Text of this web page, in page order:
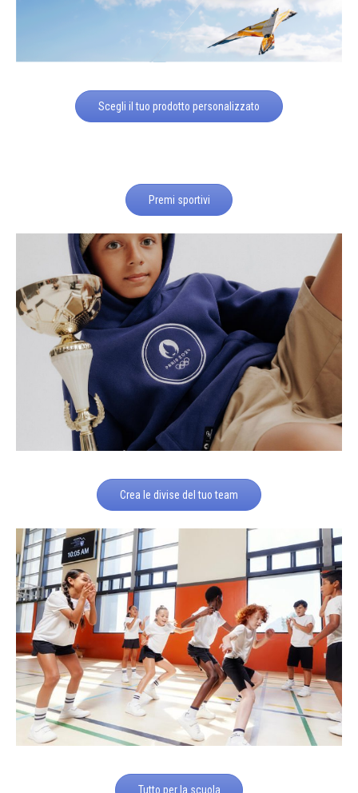
Scegli il tuo prodotto personalizzato
Premi sportivi
Crea le divise del tuo team
Tutto per la scuola